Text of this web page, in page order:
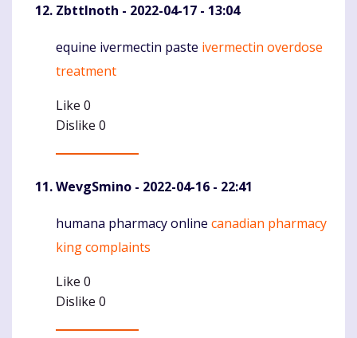
ZbttInoth - 2022-04-17 - 13:04
Komentaras
equine ivermectin paste ivermectin overdose
treatment
Like 0
Dislike 0
WevgSmino - 2022-04-16 - 22:41
Komentaras
humana pharmacy online canadian pharmacy
king complaints
Like 0
Dislike 0